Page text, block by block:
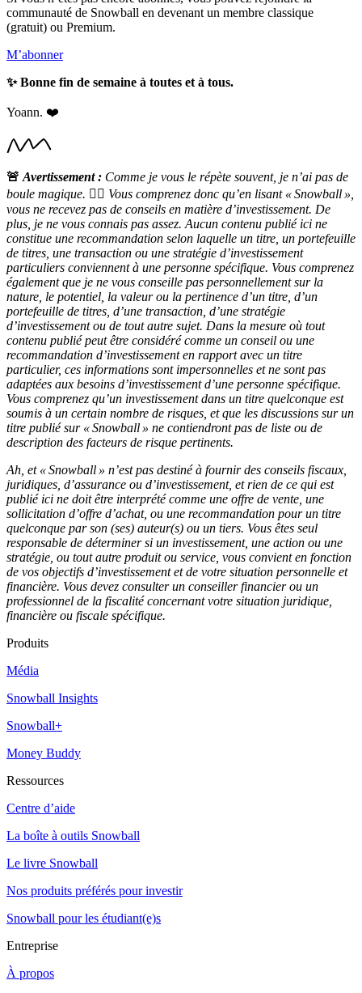
communauté de Snowball en devenant un membre classique
(gratuit) ou Premium.
M’abonner
✨ Bonne fin de semaine à toutes et à tous.
Yoann. ❤️
🚨 Avertissement : Comme je vous le répète souvent, je n’ai pas de
boule magique. 🧙‍♀️ Vous comprenez donc qu’en lisant « Snowball »,
vous ne recevez pas de conseils en matière d’investissement. De
plus, je ne vous connais pas assez. Aucun contenu publié ici ne
constitue une recommandation selon laquelle un titre, un portefeuille
de titres, une transaction ou une stratégie d’investissement
particuliers conviennent à une personne spécifique. Vous comprenez
également que je ne vous conseille pas personnellement sur la
nature, le potentiel, la valeur ou la pertinence d’un titre, d’un
portefeuille de titres, d’une transaction, d’une stratégie
d’investissement ou de tout autre sujet. Dans la mesure où tout
contenu publié peut être considéré comme un conseil ou une
recommandation d’investissement en rapport avec un titre
particulier, ces informations sont impersonnelles et ne sont pas
adaptées aux besoins d’investissement d’une personne spécifique.
Vous comprenez qu’un investissement dans un titre quelconque est
soumis à un certain nombre de risques, et que les discussions sur un
titre publié sur « Snowball » ne contiendront pas de liste ou de
description des facteurs de risque pertinents.
Ah, et « Snowball » n’est pas destiné à fournir des conseils fiscaux,
juridiques, d’assurance ou d’investissement, et rien de ce qui est
publié ici ne doit être interprété comme une offre de vente, une
sollicitation d’offre d’achat, ou une recommandation pour un titre
quelconque par son (ses) auteur(s) ou un tiers. Vous êtes seul
responsable de déterminer si un investissement, une action ou une
stratégie, ou tout autre produit ou service, vous convient en fonction
de vos objectifs d’investissement et de votre situation personnelle et
financière. Vous devez consulter un conseiller financier ou un
professionnel de la fiscalité concernant votre situation juridique,
financière ou fiscale spécifique.
Produits
Média
Snowball Insights
Snowball+
Money Buddy
Ressources
Centre d’aide
La boîte à outils Snowball
Le livre Snowball
Nos produits préférés pour investir
Snowball pour les étudiant(e)s
Entreprise
À propos